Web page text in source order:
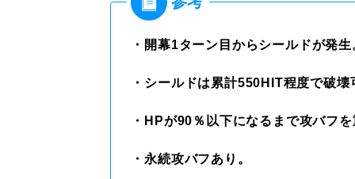
・開幕1ターン目からシールドが発生
・シールドは累計550HIT程度で破
・HPが90％以下になるまで攻バフ
・永続攻バフあり。